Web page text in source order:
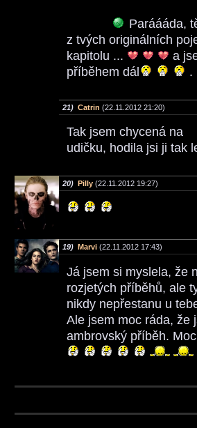
Paráááda,
z tvých originálních
kapitolu ...
a
příběhem dál
.
21) Catrin (22.11.2012 21:20)
Tak jsem chycená na
udičku, hodila jsi ji tak
20) Pilly (22.11.2012 19:27)
19) Marvi (22.11.2012 17:43)
Já jsem si myslela, že
rozjetých příběhů, ale
nikdy nepřestanu u
Ale jsem moc ráda, že
ambrovský příběh.